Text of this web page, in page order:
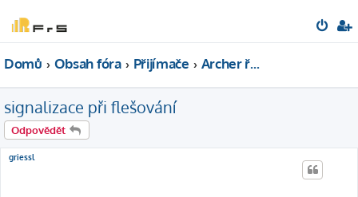
Domů Obsah fóra Přijímače Archer řada R
signalizace při flešování
Odpovědět
griessl